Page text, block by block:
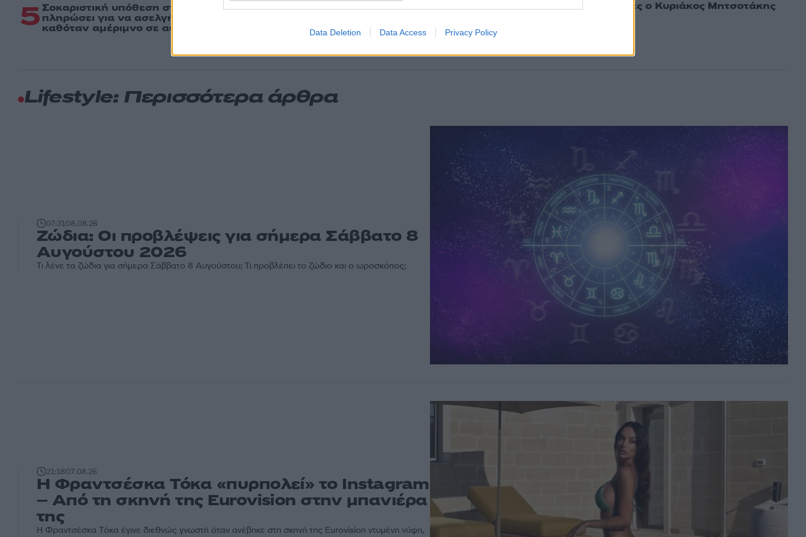
Data Deletion Data Access Privacy Policy
5 Σοκαριστική υπόθεση στην Κρήτη: Τουρίστας ρωτούσε πόσο να
πληρώσει για να ασελγήσει σε 10χρονο κορίτσι - Το παιδί
καθόταν αμέριμνο σε αυλή επιχείρησης
52 Στα Χανιά για ολιγοήμερες διακοπές ο Κυριάκος Μητσοτάκης
Lifestyle: Περισσότερα άρθρα
07:3108.08.26
Ζώδια: Οι προβλέψεις για σήμερα Σάββατο 8
Αυγούστου 2026
Τι λένε τα ζώδια για σήμερα Σάββατο 8 Αυγούστου; Τι προβλέπει το ζώδιο και ο ωροσκόπος;
21:1807.08.26
Η Φραντσέσκα Τόκα «πυρπολεί» το Instagram
– Από τη σκηνή της Eurovision στην μπανιέρα
της
Η Φραντσέσκα Τόκα έγινε διεθνώς γνωστή όταν ανέβηκε στη σκηνή της Eurovision ντυμένη νύφη,